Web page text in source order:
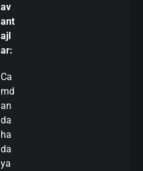
av
ant
ajl
ar:
Ca
md
an
da
ha
da
ya